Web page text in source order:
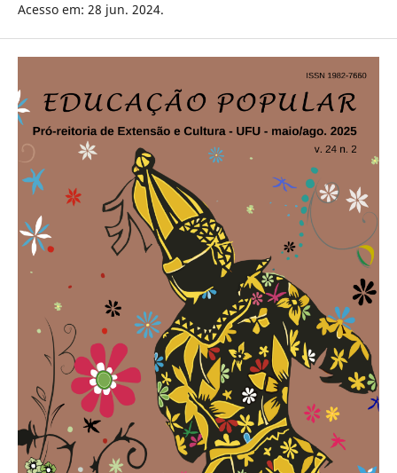
Acesso em: 28 jun. 2024.